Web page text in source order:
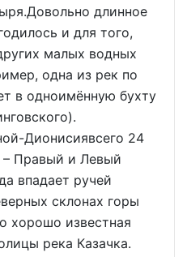
длинное
и для того,
малых водных
одна из рек по
в одноимённую бухту
Дионисиявсего 24
– Правый и Левый
впадает ручей
склонах горы
хорошо известная
река Казачка.